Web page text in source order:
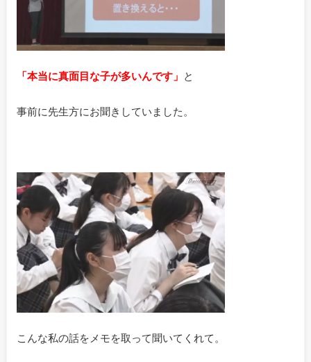
「本当に真面目な子が多いんです」 と
事前に先生方にお聞きしていました。
こんな私の話をメモを取って聞いてくれて。